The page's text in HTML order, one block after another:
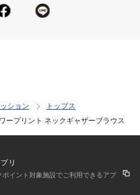
ション
トップス
ープリント ネックギャザーブラウス
リ
イント対象施設でご利用できるアプ